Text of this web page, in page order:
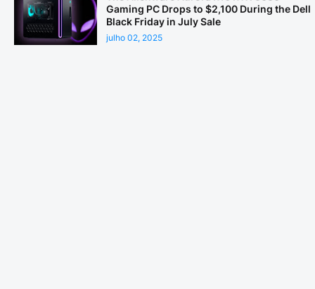
Gaming PC Drops to $2,100 During the Dell
Black Friday in July Sale
julho 02, 2025